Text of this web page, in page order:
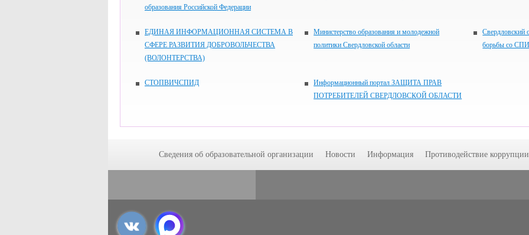
образования Российской Федерации
ЕДИНАЯ ИНФОРМАЦИОННАЯ СИСТЕМА В
СФЕРЕ РАЗВИТИЯ ДОБРОВОЛЬЧЕСТВА
(ВОЛОНТЕРСТВА)
Министерство образования и молодежной
политики Свердловской области
Свердловский
борьбы со
СТОПВИЧСПИД
Информационный портал ЗАЩИТА ПРАВ
ПОТРЕБИТЕЛЕЙ СВЕРДЛОВСКОЙ ОБЛАСТИ
Сведения об образовательной организации Новости Информация Противодействие коррупции